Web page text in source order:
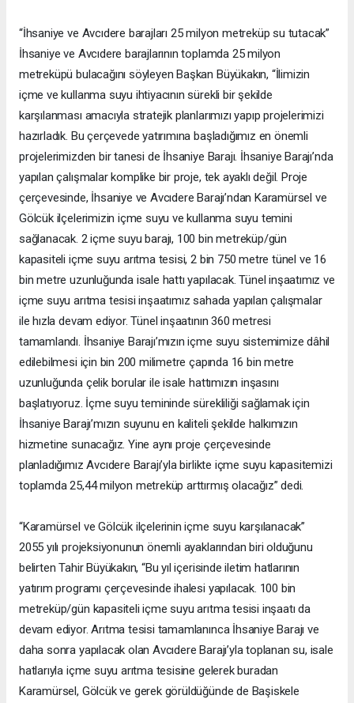
“İhsaniye ve Avcıdere barajları 25 milyon metreküp su tutacak”
İhsaniye ve Avcıdere barajlarının toplamda 25 milyon
metreküpü bulacağını söyleyen Başkan Büyükakın, “İlimizin
içme ve kullanma suyu ihtiyacının sürekli bir şekilde
karşılanması amacıyla stratejik planlarımızı yapıp projelerimizi
hazırladık. Bu çerçevede yatırımına başladığımız en önemli
projelerimizden bir tanesi de İhsaniye Barajı. İhsaniye Barajı’nda
yapılan çalışmalar komplike bir proje, tek ayaklı değil. Proje
çerçevesinde, İhsaniye ve Avcıdere Barajı’ndan Karamürsel ve
Gölcük ilçelerimizin içme suyu ve kullanma suyu temini
sağlanacak. 2 içme suyu barajı, 100 bin metreküp/gün
kapasiteli içme suyu arıtma tesisi, 2 bin 750 metre tünel ve 16
bin metre uzunluğunda isale hattı yapılacak. Tünel inşaatımız ve
içme suyu arıtma tesisi inşaatımız sahada yapılan çalışmalar
ile hızla devam ediyor. Tünel inşaatının 360 metresi
tamamlandı. İhsaniye Barajı’mızın içme suyu sistemimize dâhil
edilebilmesi için bin 200 milimetre çapında 16 bin metre
uzunluğunda çelik borular ile isale hattımızın inşasını
başlatıyoruz. İçme suyu temininde sürekliliği sağlamak için
İhsaniye Barajı’mızın suyunu en kaliteli şekilde halkımızın
hizmetine sunacağız. Yine aynı proje çerçevesinde
planladığımız Avcıdere Barajı’yla birlikte içme suyu kapasitemizi
toplamda 25,44 milyon metreküp arttırmış olacağız” dedi.
“Karamürsel ve Gölcük ilçelerinin içme suyu karşılanacak”
2055 yılı projeksiyonunun önemli ayaklarından biri olduğunu
belirten Tahir Büyükakın, “Bu yıl içerisinde iletim hatlarının
yatırım programı çerçevesinde ihalesi yapılacak. 100 bin
metreküp/gün kapasiteli içme suyu arıtma tesisi inşaatı da
devam ediyor. Arıtma tesisi tamamlanınca İhsaniye Barajı ve
daha sonra yapılacak olan Avcıdere Barajı’yla toplanan su, isale
hatlarıyla içme suyu arıtma tesisine gelerek buradan
Karamürsel, Gölcük ve gerek görüldüğünde de Başiskele